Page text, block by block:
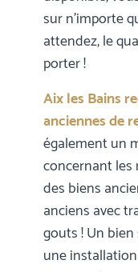
sur n’importe
attendez, le
porter !
Aix les Bains
anciennes de
également un
concernant les
des biens
anciens avec
gouts ! Un
une